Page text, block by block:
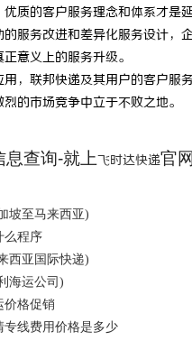
质的客户服务理念和体系才
服务改进和差异化服务设计
意义上的服务升级。
，联邦快递及其用户的客户
的市场竞争中立于不败之地。
息查询-就上飞时达快递官
坡至马来西亚)
么程序
西亚国际快递)
海运公司)
价格促销
专线费用价格是多少